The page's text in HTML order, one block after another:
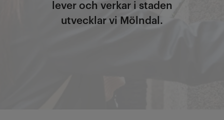
lever och verkar i staden
utvecklar vi Mölndal.